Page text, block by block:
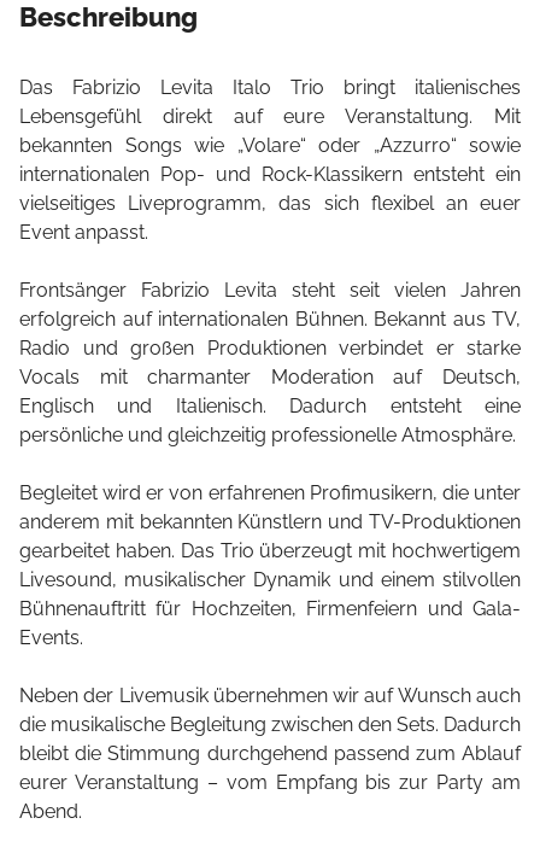
Beschreibung
Das Fabrizio Levita Italo Trio bringt italienisches
Lebensgefühl direkt auf eure Veranstaltung. Mit
bekannten Songs wie „Volare“ oder „Azzurro“ sowie
internationalen Pop- und Rock-Klassikern entsteht ein
vielseitiges Liveprogramm, das sich flexibel an euer
Event anpasst.
Frontsänger Fabrizio Levita steht seit vielen Jahren
erfolgreich auf internationalen Bühnen. Bekannt aus TV,
Radio und großen Produktionen verbindet er starke
Vocals mit charmanter Moderation auf Deutsch,
Englisch und Italienisch. Dadurch entsteht eine
persönliche und gleichzeitig professionelle Atmosphäre.
Begleitet wird er von erfahrenen Profimusikern, die unter
anderem mit bekannten Künstlern und TV-Produktionen
gearbeitet haben. Das Trio überzeugt mit hochwertigem
Livesound, musikalischer Dynamik und einem stilvollen
Bühnenauftritt für Hochzeiten, Firmenfeiern und Gala-
Events.
Neben der Livemusik übernehmen wir auf Wunsch auch
die musikalische Begleitung zwischen den Sets. Dadurch
bleibt die Stimmung durchgehend passend zum Ablauf
eurer Veranstaltung – vom Empfang bis zur Party am
Abend.